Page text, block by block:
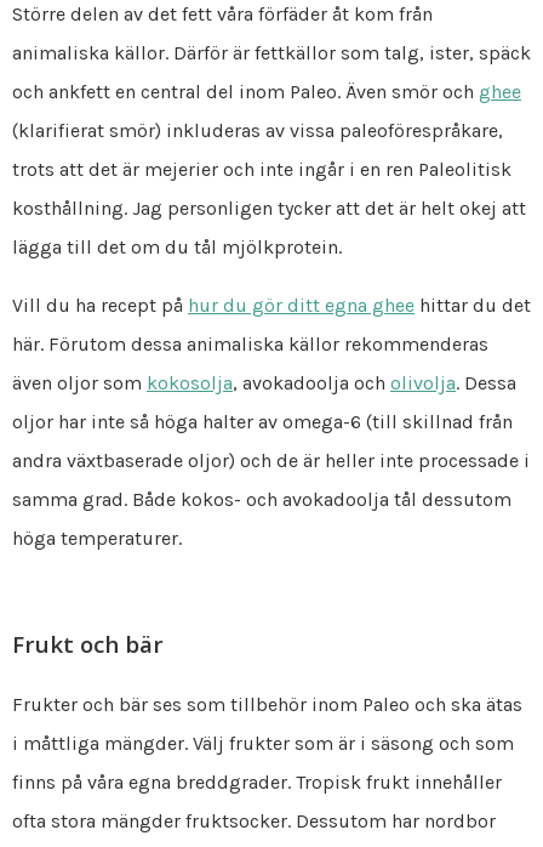
Större delen av det fett våra förfäder åt kom från
animaliska källor. Därför är fettkällor som talg, ister, späck
och ankfett en central del inom Paleo. Även smör och ghee
(klarifierat smör) inkluderas av vissa paleoförespråkare,
trots att det är mejerier och inte ingår i en ren Paleolitisk
kosthållning. Jag personligen tycker att det är helt okej att
lägga till det om du tål mjölkprotein.
Vill du ha recept på hur du gör ditt egna ghee hittar du det
här. Förutom dessa animaliska källor rekommenderas
även oljor som kokosolja, avokadoolja och olivolja. Dessa
oljor har inte så höga halter av omega-6 (till skillnad från
andra växtbaserade oljor) och de är heller inte processade i
samma grad. Både kokos- och avokadoolja tål dessutom
höga temperaturer.
Frukt och bär
Frukter och bär ses som tillbehör inom Paleo och ska ätas
i måttliga mängder. Välj frukter som är i säsong och som
finns på våra egna breddgrader. Tropisk frukt innehåller
ofta stora mängder fruktsocker. Dessutom har nordbor